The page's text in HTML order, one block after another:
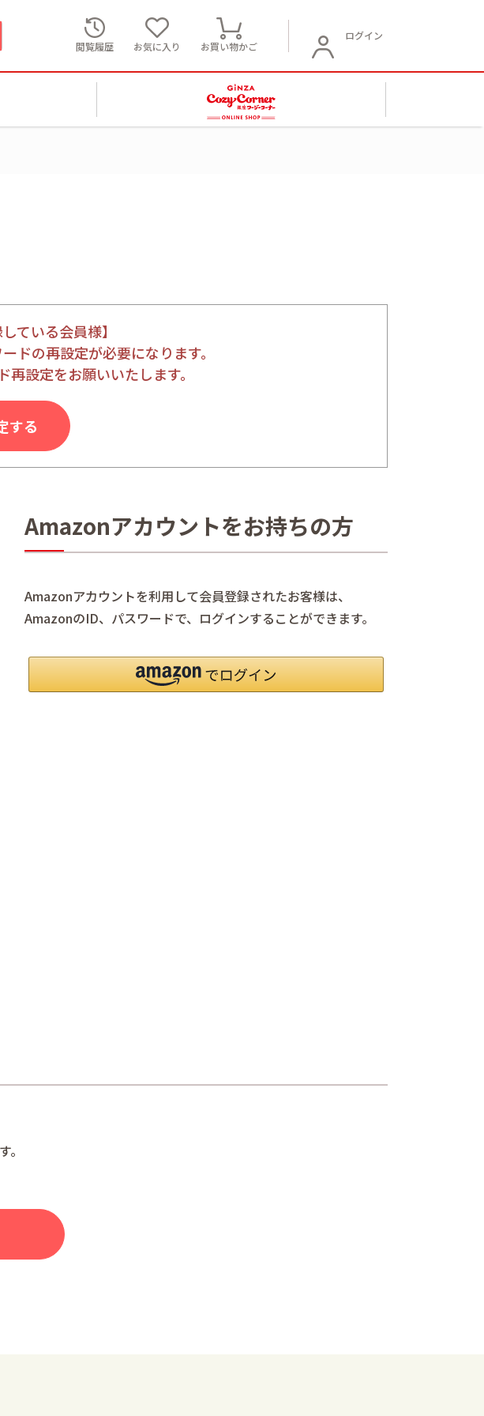
閲覧履歴
お気に入り お買い物かご
ログイン
ている会員様】
ドの再設定が必要になります。
設定をお願いいたします。
する
Amazonアカウントをお持ちの方
Amazonアカウントを利用して会員登録されたお客様は、
AmazonのID、パスワードで、ログインすることができます。